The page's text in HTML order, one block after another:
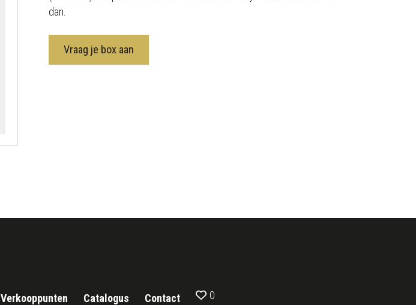
dan.
Vraag je box aan
Verkooppunten Catalogus Contact 0